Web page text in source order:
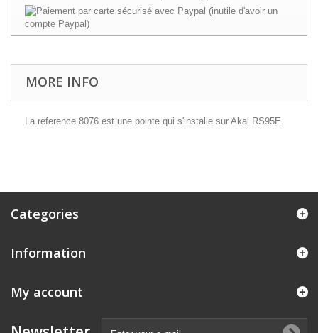
MORE INFO
La reference 8076 est une pointe qui s'installe sur Akai RS95E.
Categories
Information
My account